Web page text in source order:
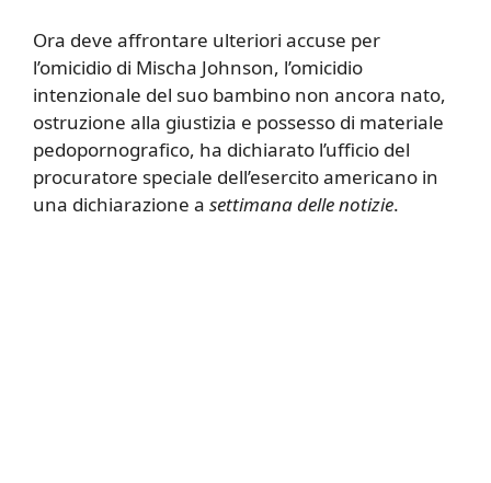
Ora deve affrontare ulteriori accuse per
l’omicidio di Mischa Johnson, l’omicidio
intenzionale del suo bambino non ancora nato,
ostruzione alla giustizia e possesso di materiale
pedopornografico, ha dichiarato l’ufficio del
procuratore speciale dell’esercito americano in
una dichiarazione a settimana delle notizie.